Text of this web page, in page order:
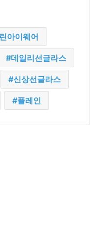
아이웨어
데일리선글라스
신상선글라스
플레인